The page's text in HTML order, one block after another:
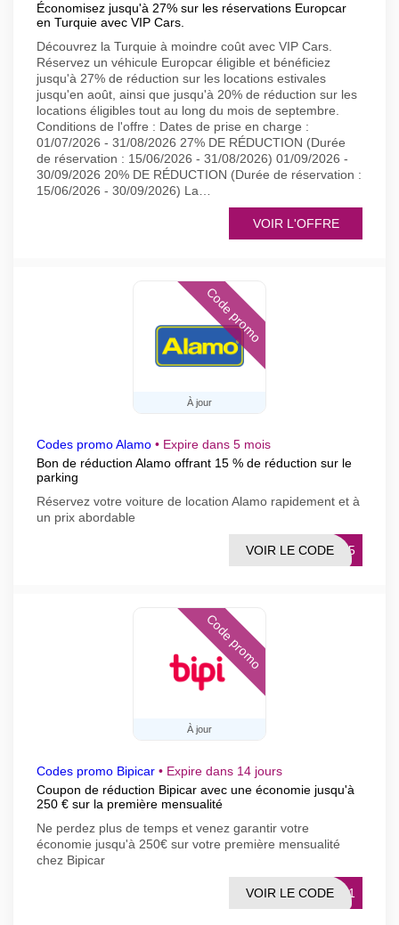
Économisez jusqu'à 27% sur les réservations Europcar
en Turquie avec VIP Cars.
Découvrez la Turquie à moindre coût avec VIP Cars.
Réservez un véhicule Europcar éligible et bénéficiez
jusqu'à 27% de réduction sur les locations estivales
jusqu'en août, ainsi que jusqu'à 20% de réduction sur les
locations éligibles tout au long du mois de septembre.
Conditions de l'offre : Dates de prise en charge :
01/07/2026 - 31/08/2026 27% DE RÉDUCTION (Durée
de réservation : 15/06/2026 - 31/08/2026) 01/09/2026 -
30/09/2026 20% DE RÉDUCTION (Durée de réservation :
15/06/2026 - 30/09/2026) La…
VOIR L'OFFRE
À jour
Code promo
Codes promo Alamo • Expire dans 5 mois
Bon de réduction Alamo offrant 15 % de réduction sur le
parking
Réservez votre voiture de location Alamo rapidement et à
un prix abordable
NG15
VOIR LE CODE
À jour
Code promo
Codes promo Bipicar • Expire dans 14 jours
Coupon de réduction Bipicar avec une économie jusqu'à
250 € sur la première mensualité
Ne perdez plus de temps et venez garantir votre
économie jusqu'à 250€ sur votre première mensualité
chez Bipicar
6791
VOIR LE CODE